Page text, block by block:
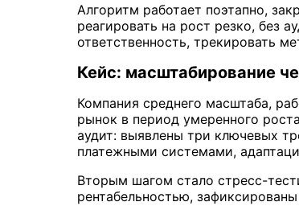
Алгоритм работает поэтапно,
реагировать на рост резко, без
ответственность, трекировать
Кейс: масштабирование
Компания среднего масштаба,
рынок в период умеренного
аудит: выявлены три ключевых
платежными системами,
Вторым шагом стало стресс-
рентабельностью,